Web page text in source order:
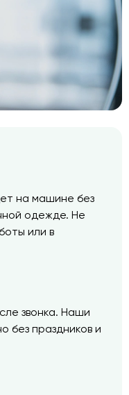
на машине без
одежде. Не
или в
звонка. Наши
без праздников и